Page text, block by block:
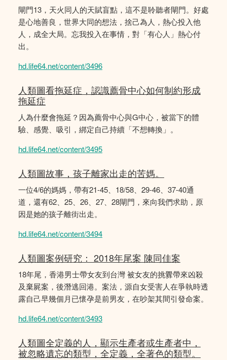
閘門13，天火同人的天賦盲點，這不是聆聽者閘門。好處
是心地善良，世界大同的想法，捨己為人，熱心投入他
人，成全大局。忘我投入在事情，對「有心人」熱心付
出。
hd.life64.net/content/3496
人類圖看拖延症，認識薦骨中心如何制約形成
拖延症
人為什麼會拖延？因為薦骨中心與G中心，被當下的體
驗、感覺、吸引，綁定自己持續「不想轉換」。
hd.life64.net/content/3495
人類圖故事，孩子離家出走的苦媽。
一位4/6的媽媽，帶有21-45、18/58、29-46、37-40通
道，還有62、25、26、27、28閘門，來向我們求助，原
因是她的孩子離街出走。
hd.life64.net/content/3494
人類圖案例研究： 2018年尾案 陳同佳案
18年尾，香港男士帶女友到台灣 被女友的挑釁帶來凶殺
及棄屍案，後潛逃回港。案法，源自女受害人在爭執時透
露自己早幾個月已懷孕是前男友，在吵架其間引發命案。
hd.life64.net/content/3493
人類圖全定義的人，顯示生產者或生產者中，
被忽略遺忘的類型，全定義，全著色的類型。